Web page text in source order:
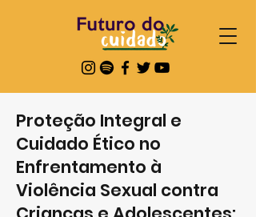
Proteção Integral e
Cuidado Ético no
Enfrentamento à
Violência Sexual contra